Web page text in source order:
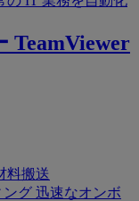
TeamViewer
料搬送
ング 迅速なオンボ